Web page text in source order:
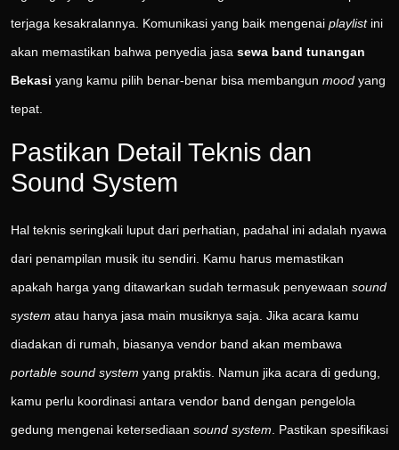
terjaga kesakralannya. Komunikasi yang baik mengenai playlistini
akan memastikan bahwa penyedia jasa sewa band tunangan
Bekasi yang kamu pilih benar-benar bisa membangun mood yang
tepat.
Pastikan Detail Teknis dan
Sound System
Hal teknis seringkali luput dari perhatian, padahal ini adalah nyawa
dari penampilan musik itu sendiri. Kamu harus memastikan
apakah harga yang ditawarkan sudah termasuk penyewaan sound
system atau hanya jasa main musiknya saja. Jika acara kamu
diadakan di rumah, biasanya vendor band akan membawa
portable sound system yang praktis. Namun jika acara di gedung,
kamu perlu koordinasi antara vendor band dengan pengelola
gedung mengenai ketersediaan sound system . Pastikan spesifikasi